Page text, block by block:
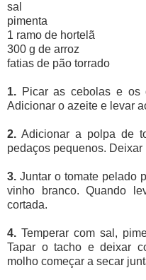
sal
pimenta
1 ramo de hortelã
300 g de arroz
fatias de pão torrado
1. Picar as cebolas e os
Adicionar o azeite e levar
2. Adicionar a polpa de
pedaços pequenos. Deixar
3. Juntar o tomate pelado
vinho branco. Quando
cortada.
4. Temperar com sal,
Tapar o tacho e deixar
molho começar a secar